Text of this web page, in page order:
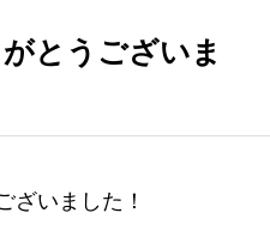
とうございま
ざいました！